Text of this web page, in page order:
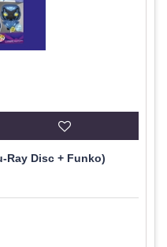
Ray Disc + Funko)